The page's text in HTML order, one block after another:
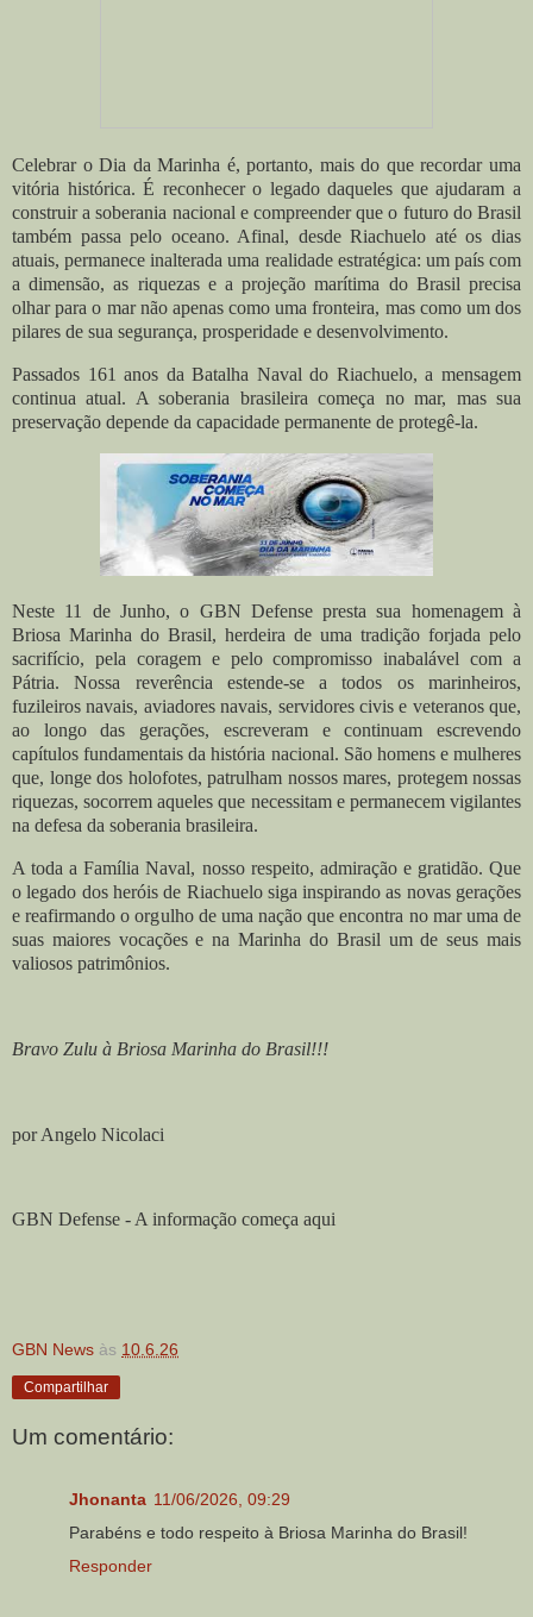
Celebrar o Dia da Marinha é, portanto, mais do que recordar uma
vitória histórica. É reconhecer o legado daqueles que ajudaram a
construir a soberania nacional e compreender que o futuro do Brasil
também passa pelo oceano. Afinal, desde Riachuelo até os dias
atuais, permanece inalterada uma realidade estratégica: um país com
a dimensão, as riquezas e a projeção marítima do Brasil precisa
olhar para o mar não apenas como uma fronteira, mas como um dos
pilares de sua segurança, prosperidade e desenvolvimento.
Passados 161 anos da Batalha Naval do Riachuelo, a mensagem
continua atual. A soberania brasileira começa no mar, mas sua
preservação depende da capacidade permanente de protegê-la.
Neste 11 de Junho, o GBN Defense presta sua homenagem à
Briosa Marinha do Brasil, herdeira de uma tradição forjada pelo
sacrifício, pela coragem e pelo compromisso inabalável com a
Pátria. Nossa reverência estende-se a todos os marinheiros,
fuzileiros navais, aviadores navais, servidores civis e veteranos que,
ao longo das gerações, escreveram e continuam escrevendo
capítulos fundamentais da história nacional. São homens e mulheres
que, longe dos holofotes, patrulham nossos mares, protegem nossas
riquezas, socorrem aqueles que necessitam e permanecem vigilantes
na defesa da soberania brasileira.
A toda a Família Naval, nosso respeito, admiração e gratidão. Que
o legado dos heróis de Riachuelo siga inspirando as novas gerações
e reafirmando o orgulho de uma nação que encontra no mar uma de
suas maiores vocações e na Marinha do Brasil um de seus mais
valiosos patrimônios.
Bravo Zulu à Briosa Marinha do Brasil!!!
por Angelo Nicolaci
GBN Defense - A informação começa aqui
GBN News às 10.6.26
Compartilhar
Um comentário:
Jhonanta 11/06/2026, 09:29
Parabéns e todo respeito à Briosa Marinha do Brasil!
Responder